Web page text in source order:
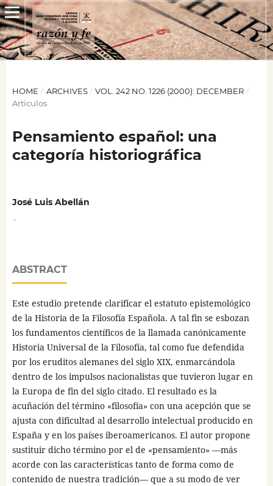
HOME / ARCHIVES / VOL. 242 NO. 1226 (2000): DECEMBER /
Artículos
Pensamiento español: una
categoría historiográfica
José Luis Abellán
ABSTRACT
Este estudio pretende clarificar el estatuto epistemológico
de la Historia de la Filosofía Española. A tal fin se esbozan
los fundamentos científicos de la llamada canónicamente
Historia Universal de la Filosofía, tal como fue defendida
por los eruditos alemanes del siglo XIX, enmarcándola
dentro de los impulsos nacionalistas que tuvieron lugar en
la Europa de fin del siglo citado. El resultado es la
acuñación del término «filosofía» con una acepción que se
ajusta con dificultad al desarrollo intelectual producido en
España y en los países iberoamericanos. El autor propone
sustituir dicho término por el de «pensamiento» —más
acorde con las características tanto de forma como de
contenido de nuestra tradición— que a su modo de ver